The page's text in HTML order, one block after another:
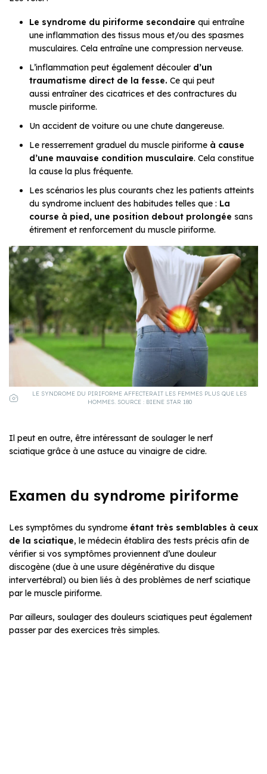
Le syndrome du piriforme secondaire qui entraîne
une inflammation des tissus mous et/ou des spasmes
musculaires. Cela entraîne une compression nerveuse.
L’inflammation peut également découler d’un
traumatisme direct de la fesse. Ce qui peut
aussi entraîner des cicatrices et des contractures du
muscle piriforme.
Un accident de voiture ou une chute dangereuse.
Le resserrement graduel du muscle piriforme à cause
d’une mauvaise condition musculaire. Cela constitue
la cause la plus fréquente.
Les scénarios les plus courants chez les patients atteints
du syndrome incluent des habitudes telles que : La
course à pied, une position debout prolongée sans
étirement et renforcement du muscle piriforme.
LE SYNDROME DU PIRIFORME AFFECTERAIT LES FEMMES PLUS QUE LES
HOMMES. SOURCE : BIENE STAR 180
Il peut en outre, être intéressant de soulager le nerf
sciatique grâce à une astuce au vinaigre de cidre.
Examen du syndrome piriforme
Les symptômes du syndrome étant très semblables à ceux
de la sciatique, le médecin établira des tests précis afin de
vérifier si vos symptômes proviennent d’une douleur
discogène (due à une usure dégénérative du disque
intervertébral) ou bien liés à des problèmes de nerf sciatique
par le muscle piriforme.
Par ailleurs, soulager des douleurs sciatiques peut également
passer par des exercices très simples.